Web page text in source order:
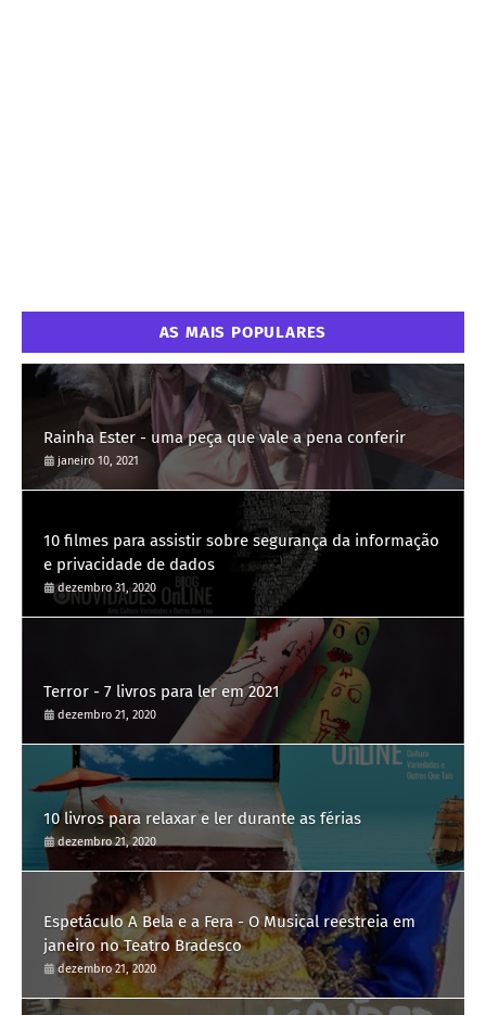
AS MAIS POPULARES
Rainha Ester - uma peça que vale a pena conferir
janeiro 10, 2021
10 filmes para assistir sobre segurança da informação
e privacidade de dados
dezembro 31, 2020
Terror - 7 livros para ler em 2021
dezembro 21, 2020
10 livros para relaxar e ler durante as férias
dezembro 21, 2020
Espetáculo A Bela e a Fera - O Musical reestreia em
janeiro no Teatro Bradesco
dezembro 21, 2020